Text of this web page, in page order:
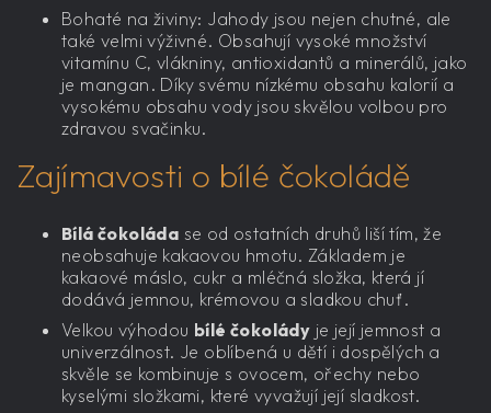
Bohaté na živiny: Jahody jsou nejen chutné, ale
také velmi výživné. Obsahují vysoké množství
vitamínu C, vlákniny, antioxidantů a minerálů, jako
je mangan. Díky svému nízkému obsahu kalorií a
vysokému obsahu vody jsou skvělou volbou pro
zdravou svačinku.
Zajímavosti o bílé čokoládě
Bílá čokoláda se od ostatních druhů liší tím, že
neobsahuje kakaovou hmotu. Základem je
kakaové máslo, cukr a mléčná složka, která jí
dodává jemnou, krémovou a sladkou chuť.
Velkou výhodou bílé čokolády je její jemnost a
univerzálnost. Je oblíbená u dětí i dospělých a
skvěle se kombinuje s ovocem, ořechy nebo
kyselými složkami, které vyvažují její sladkost.